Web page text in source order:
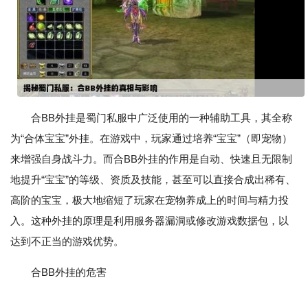
合BB外挂是蜀门私服中广泛使用的一种辅助工具，其全称
为“合体宝宝”外挂。在游戏中，玩家通过培养“宝宝”（即宠物）
来增强自身战斗力。而合BB外挂的作用是自动、快速且无限制
地提升“宝宝”的等级、资质及技能，甚至可以直接合成出稀有、
高阶的宝宝，极大地缩短了玩家在宠物养成上的时间与精力投
入。这种外挂的原理是利用服务器漏洞或修改游戏数据包，以
达到不正当的游戏优势。
合BB外挂的危害